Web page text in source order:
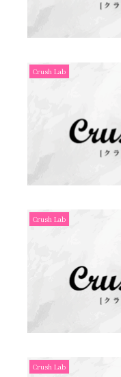
Crush Lab
Crush Lab
Crush Lab